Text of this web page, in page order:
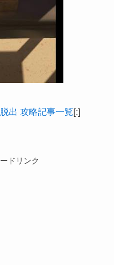
出 攻略記事一覧[:]
ドリンク